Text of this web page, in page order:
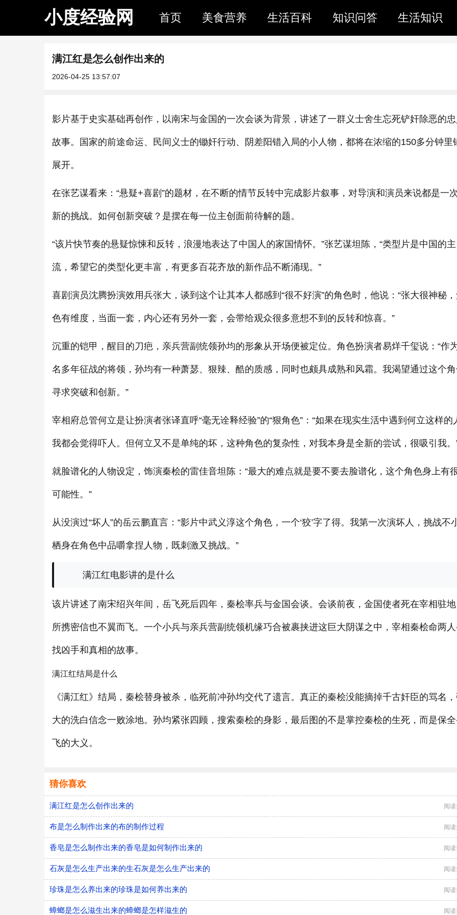
小度经验网 首页 美食营养 生活百科 知识问答 生活知识
满江红是怎么创作出来的
2026-04-25 13:57:07
影片基于史实基础再创作，以南宋与金国的一次会谈为背景，讲述了一群义士舍生忘死铲奸除恶的忠
故事。国家的前途命运、民间义士的锄奸行动、阴差阳错入局的小人物，都将在浓缩的150多分钟里
展开。
在张艺谋看来：“悬疑+喜剧”的题材，在不断的情节反转中完成影片叙事，对导演和演员来说都是一
新的挑战。如何创新突破？是摆在每一位主创面前待解的题。
“该片快节奏的悬疑惊悚和反转，浪漫地表达了中国人的家国情怀。”张艺谋坦陈，“类型片是中国的主
流，希望它的类型化更丰富，有更多百花齐放的新作品不断涌现。”
喜剧演员沈腾扮演效用兵张大，谈到这个让其本人都感到“很不好演”的角色时，他说：“张大很神秘，
色有维度，当面一套，内心还有另外一套，会带给观众很多意想不到的反转和惊喜。”
沉重的铠甲，醒目的刀疤，亲兵营副统领孙均的形象从开场便被定位。角色扮演者易烊千玺说：“作
名多年征战的将领，孙均有一种萧瑟、狠辣、酷的质感，同时也颇具成熟和风霜。我渴望通过这个
寻求突破和创新。”
宰相府总管何立是让扮演者张译直呼“毫无诠释经验”的“狠角色”：“如果在现实生活中遇到何立这样的
我都会觉得吓人。但何立又不是单纯的坏，这种角色的复杂性，对我本身是全新的尝试，很吸引我。
就脸谱化的人物设定，饰演秦桧的雷佳音坦陈：“最大的难点就是要不要去脸谱化，这个角色身上有
可能性。”
从没演过“坏人”的岳云鹏直言：“影片中武义淳这个角色，一个‘狡’字了得。我第一次演坏人，挑战不
栖身在角色中品嚼拿捏人物，既刺激又挑战。”
满江红电影讲的是什么
该片讲述了南宋绍兴年间，岳飞死后四年，秦桧率兵与金国会谈。会谈前夜，金国使者死在宰相驻地
所携密信也不翼而飞。一个小兵与亲兵营副统领机缘巧合被裹挟进这巨大阴谋之中，宰相秦桧命两
找凶手和真相的故事。
满江红结局是什么
《满江红》结局，秦桧替身被杀，临死前冲孙均交代了遗言。真正的秦桧没能摘掉千古奸臣的骂名
大的洗白信念一败涂地。孙均紧张四顾，搜索秦桧的身影，最后图的不是掌控秦桧的生死，而是保
飞的大义。
猜你喜欢
满江红是怎么创作出来的 阅
布是怎么制作出来的布的制作过程 阅
香皂是怎么制作出来的香皂是如何制作出来的 阅
石灰是怎么生产出来的生石灰是怎么生产出来的 阅
珍珠是怎么养出来的珍珠是如何养出来的 阅
蟑螂是怎么滋生出来的蟑螂是怎样滋生的 阅